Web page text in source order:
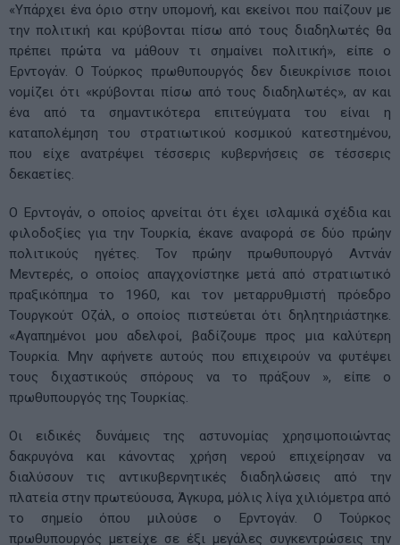
«Υπάρχει ένα όριο στην υπομονή, και εκείνοι που παίζουν με
την πολιτική και κρύβονται πίσω από τους διαδηλωτές θα
πρέπει πρώτα να μάθουν τι σημαίνει πολιτική», είπε ο
Ερντογάν. Ο Τούρκος πρωθυπουργός δεν διευκρίνισε ποιοι
νομίζει ότι «κρύβονται πίσω από τους διαδηλωτές», αν και
ένα από τα σημαντικότερα επιτεύγματα του είναι η
καταπολέμηση του στρατιωτικού κοσμικού κατεστημένου,
που είχε ανατρέψει τέσσερις κυβερνήσεις σε τέσσερις
δεκαετίες.
Ο Ερντογάν, ο οποίος αρνείται ότι έχει ισλαμικά σχέδια και
φιλοδοξίες για την Τουρκία, έκανε αναφορά σε δύο πρώην
πολιτικούς ηγέτες. Τον πρώην πρωθυπουργό Αντνάν
Μεντερές, ο οποίος απαγχονίστηκε μετά από στρατιωτικό
πραξικόπημα το 1960, και τον μεταρρυθμιστή πρόεδρο
Τουργκούτ Οζάλ, ο οποίος πιστεύεται ότι δηλητηριάστηκε.
«Αγαπημένοι μου αδελφοί, βαδίζουμε προς μια καλύτερη
Τουρκία. Μην αφήνετε αυτούς που επιχειρούν να φυτέψει
τους διχαστικούς σπόρους να το πράξουν », είπε ο
πρωθυπουργός της Τουρκίας.
Οι ειδικές δυνάμεις της αστυνομίας χρησιμοποιώντας
δακρυγόνα και κάνοντας χρήση νερού επιχείρησαν να
διαλύσουν τις αντικυβερνητικές διαδηλώσεις από την
πλατεία στην πρωτεύουσα, Άγκυρα, μόλις λίγα χιλιόμετρα από
το σημείο όπου μιλούσε ο Ερντογάν. Ο Τούρκος
πρωθυπουργός μετείχε σε έξι μεγάλες συγκεντρώσεις την